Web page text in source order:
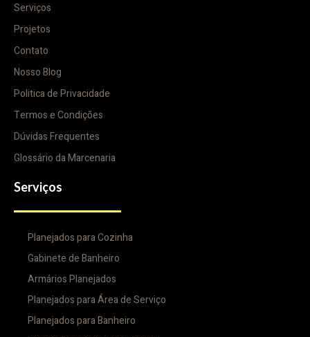
Serviços
Projetos
Contato
Nosso Blog
Politica de Privacidade
Termos e Condições
Dúvidas Frequentes
Glossário da Marcenaria
Serviços
Planejados para Cozinha
Gabinete de Banheiro
Armários Planejados
Planejados para Área de Serviço
Planejados para Banheiro